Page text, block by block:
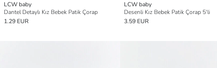
LCW baby
Dantel Detaylı Kız Bebek Patik Çorap
1.29 EUR
LCW baby
Desenli Kız Bebek Patik Çorap 5'li
3.59 EUR